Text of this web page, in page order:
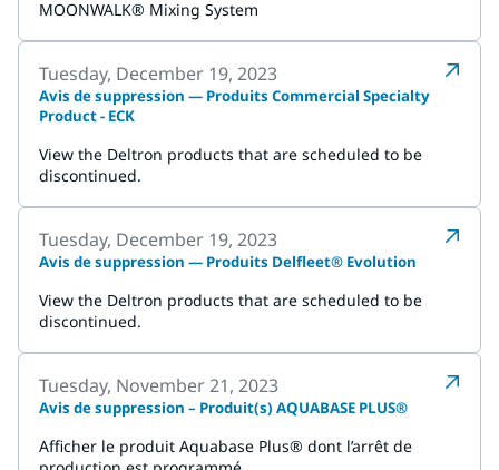
MOONWALK® Mixing System
Tuesday, December 19, 2023
Avis de suppression — Produits Commercial Specialty
Product - ECK
View the Deltron products that are scheduled to be
discontinued.
Tuesday, December 19, 2023
Avis de suppression — Produits Delfleet® Evolution
View the Deltron products that are scheduled to be
discontinued.
Tuesday, November 21, 2023
Avis de suppression – Produit(s) AQUABASE PLUS®
Afficher le produit Aquabase Plus® dont l’arrêt de